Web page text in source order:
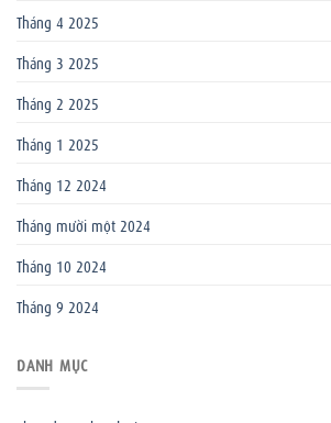
Tháng 4 2025
Tháng 3 2025
Tháng 2 2025
Tháng 1 2025
Tháng 12 2024
Tháng mười một 2024
Tháng 10 2024
Tháng 9 2024
DANH MỤC